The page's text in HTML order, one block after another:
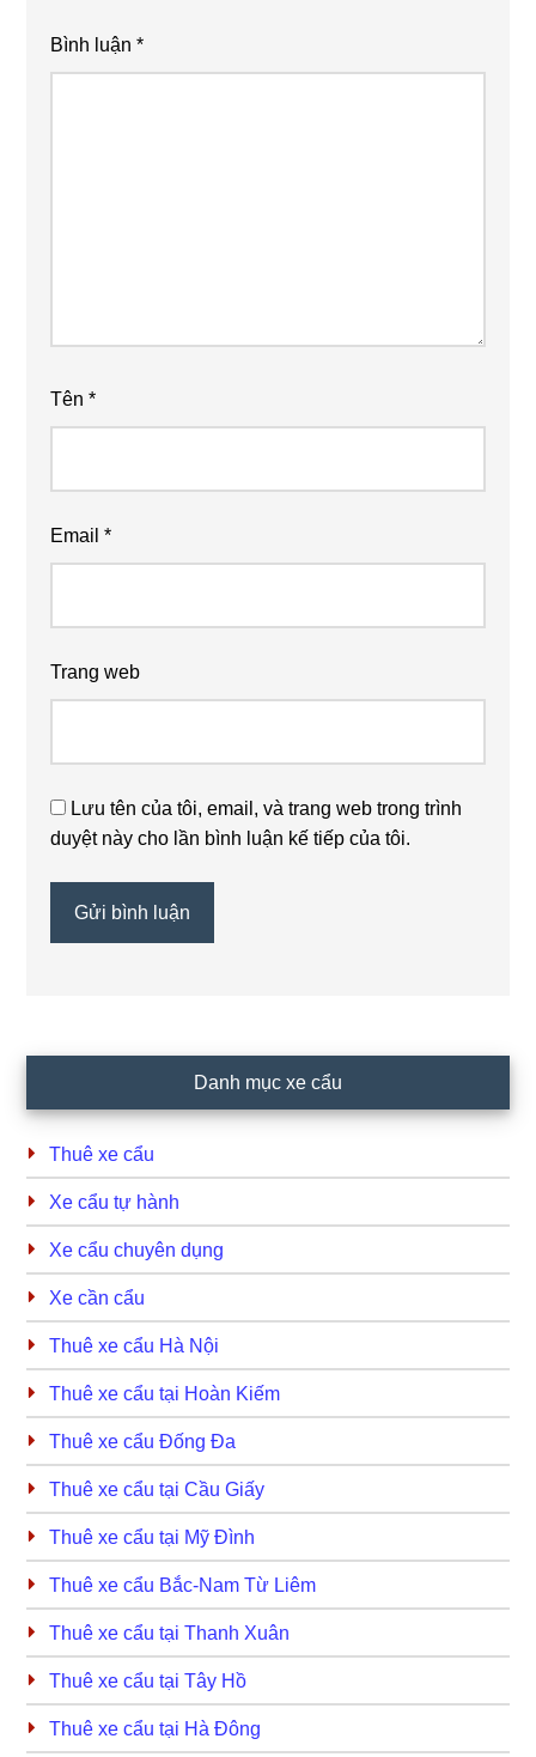
Bình luận*
Tên*
Email*
Trang web
Lưu tên của tôi, email, và trang web trong trình
duyệt này cho lần bình luận kế tiếp của tôi.
Sidebar
Danh mục xe cẩu
Thuê xe cẩu
Xe cẩu tự hành
Xe cẩu chuyên dụng
Xe cần cẩu
Thuê xe cẩu Hà Nội
Thuê xe cẩu tại Hoàn Kiếm
Thuê xe cẩu Đống Đa
Thuê xe cẩu tại Cầu Giấy
Thuê xe cẩu tại Mỹ Đình
Thuê xe cẩu Bắc-Nam Từ Liêm
Thuê xe cẩu tại Thanh Xuân
Thuê xe cẩu tại Tây Hồ
Thuê xe cẩu tại Hà Đông